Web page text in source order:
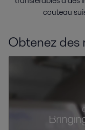
couteau
Obtenez des